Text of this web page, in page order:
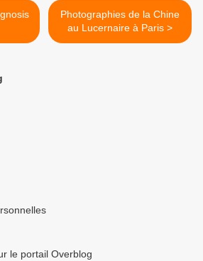
Photographies de la Chine
au Lucernaire à Paris >
le portail Overblog